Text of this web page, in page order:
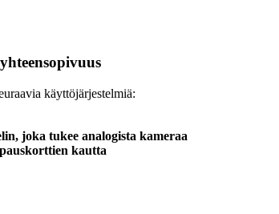
käyttöjärjestelmiä:
joka tukee analogista kameraa
kautta